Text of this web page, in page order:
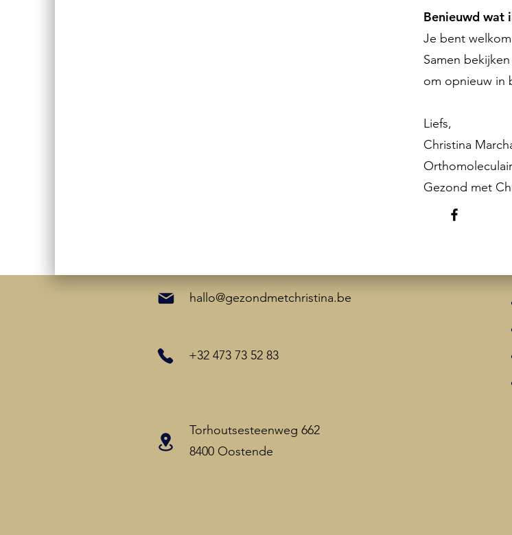
Benieuwd wat
Je bent
Samen
om opnieuw in
Liefs,
Christina
Gezond met
hallo@gezondmetchristina.be
+32 473 73 52 83
Torhoutsesteenweg 662
8400 Oostende